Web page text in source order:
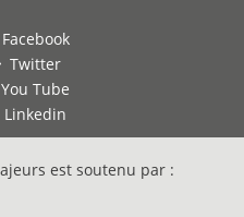
Facebook
Twitter
You Tube
Linkedin
est soutenu par :